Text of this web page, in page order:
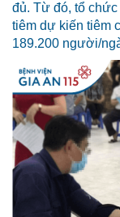
đủ. Từ đó, tổ
tiêm dự kiến tiêm
189.200 người/